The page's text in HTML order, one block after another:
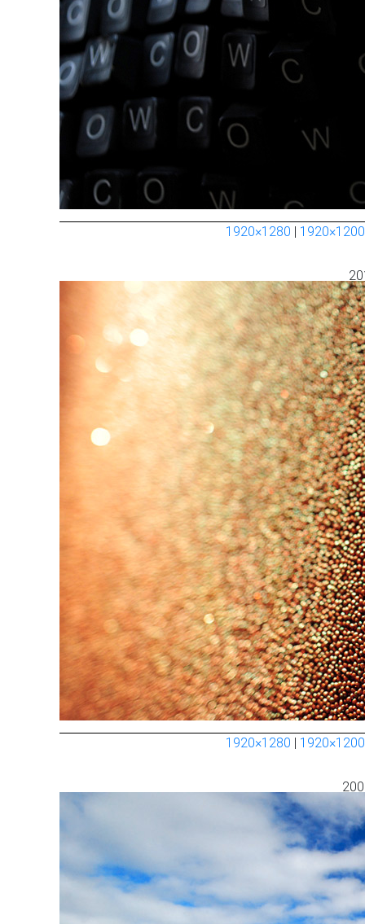
1920×1280 | 1920×1200
1920×1280 | 1920×1200